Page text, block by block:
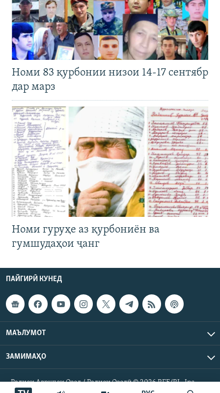
Номи 83 қурбонии низои 14-17 сентябр
дар марз
Номи гуруҳе аз қурбониён ва
гумшудаҳои ҷанг
ПАЙГИРӢ КУНЕД
МАЪЛУМОТ
ЗАМИМАҲО
Радиои Аврупои Озод / Радиои Озодӣ © 2026 RFE/RL. Inc.